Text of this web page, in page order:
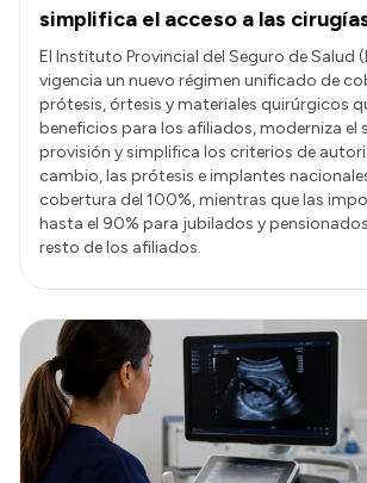
simplifica el acceso a las
El Instituto Provincial del Seguro de Salud
vigencia un nuevo régimen unificado de
prótesis, órtesis y materiales quirúrgicos
beneficios para los afiliados, moderniza el
provisión y simplifica los criterios de
cambio, las prótesis e implantes
cobertura del 100%, mientras que las
hasta el 90% para jubilados y
resto de los afiliados.